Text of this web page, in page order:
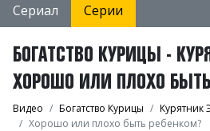
Сериал Серии
БОГАТСТВО КУРИЦЫ -
ХОРОШО ИЛИ ПЛОХО
Видео Богатство Курицы
Курятник
Хорошо или плохо быть ребенком?